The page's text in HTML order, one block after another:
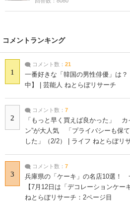
コメントランキング
1
コメント数： 21
一番好きな「韓国の男性俳優」は
中】 | 芸能人 ねとらぼリサーチ
2
コメント数： 7
「もっと早く買えば良かった」 カ
ン”が大人気 「プライバシーも保
した」（2/2） | ライフ ねとらぼリ
3
コメント数： 7
兵庫県の「ケーキ」の名店10選！
【7月12日は「デコレーションケ
ねとらぼリサーチ：2ページ目